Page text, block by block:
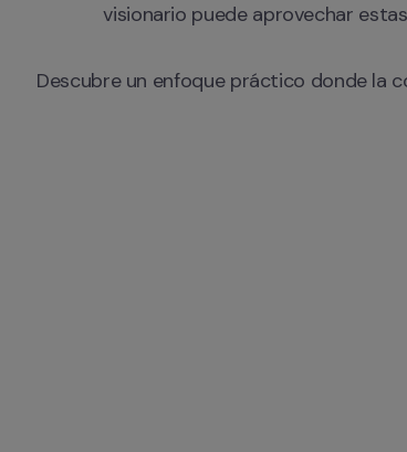
visionario puede aprovechar
Descubre un enfoque práctico donde la